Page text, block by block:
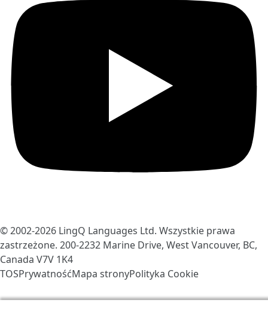
© 2002-2026 LingQ Languages Ltd. Wszystkie prawa
zastrzeżone. 200-2232 Marine Drive, West Vancouver, BC,
Canada V7V 1K4
TOSPrywatnośćMapa stronyPolityka Cookie